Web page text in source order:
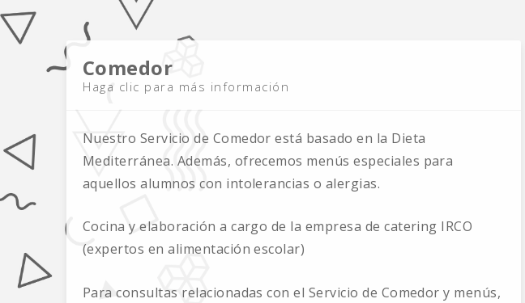
Comedor
Haga clic para más información
Nuestro Servicio de Comedor está basado en la Dieta
Mediterránea. Además, ofrecemos menús especiales para
aquellos alumnos con intolerancias o alergias.
Cocina y elaboración a cargo de la empresa de catering IRCO
(expertos en alimentación escolar)
Para consultas relacionadas con el Servicio de Comedor y menús,